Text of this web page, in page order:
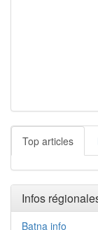
Top articles
Infos
Batna info